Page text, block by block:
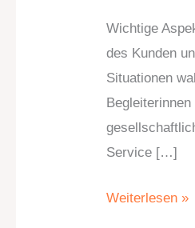
Wichtige
des Kunden
Situationen
Service […]
Weiterlesen »